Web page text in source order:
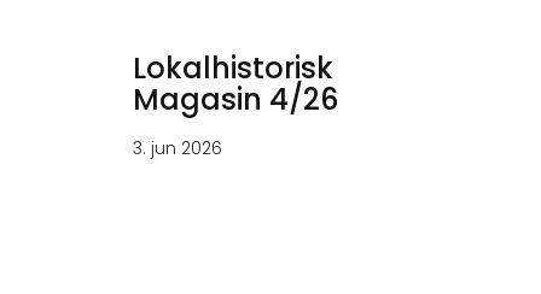
Lokalhistorisk
Magasin 4/26
3. jun 2026